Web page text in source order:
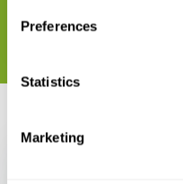
Preferences
Statistics
Marketing